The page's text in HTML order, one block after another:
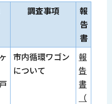
調査事項
報
告
書
市内循環ワゴン
について
報
告
書
（